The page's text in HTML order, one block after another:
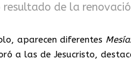
resultado de la
aparecen diferentes
a las de Jesucristo,